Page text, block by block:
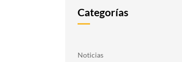
Categorías
Noticias